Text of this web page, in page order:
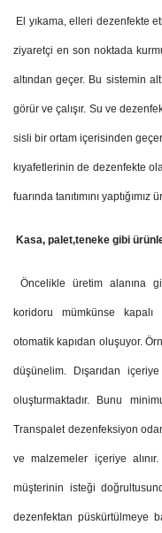
El yıkama, elleri dezenfekte
ziyaretçi en son noktada
altından geçer. Bu sistemin
görür ve çalışır. Su ve
sisli bir ortam içerisinden
kıyafetlerinin de dezenfekte
fuarında tanıtımını
Kasa, palet,teneke gibi
Öncelikle üretim alanına
koridoru mümkünse
otomatik kapıdan oluşuyor.
düşünelim. Dışarıdan
oluşturmaktadır. Bunu
Transpalet dezenfeksiyon
ve malzemeler içeriye
müşterinin isteği
dezenfektan püskürtülmeye